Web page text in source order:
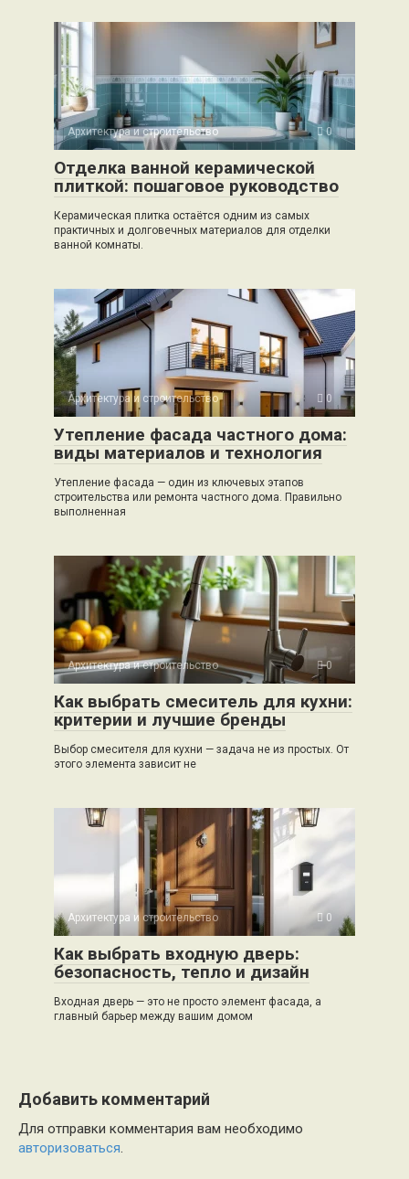
Архитектура и строительство 0
Отделка ванной керамической
плиткой: пошаговое руководство
Керамическая плитка остаётся одним из самых
практичных и долговечных материалов для отделки
ванной комнаты.
Архитектура и строительство 0
Утепление фасада частного дома:
виды материалов и технология
Утепление фасада — один из ключевых этапов
строительства или ремонта частного дома. Правильно
выполненная
Архитектура и строительство 0
Как выбрать смеситель для кухни:
критерии и лучшие бренды
Выбор смесителя для кухни — задача не из простых. От
этого элемента зависит не
Архитектура и строительство 0
Как выбрать входную дверь:
безопасность, тепло и дизайн
Входная дверь — это не просто элемент фасада, а
главный барьер между вашим домом
Добавить комментарий
Для отправки комментария вам необходимо
авторизоваться